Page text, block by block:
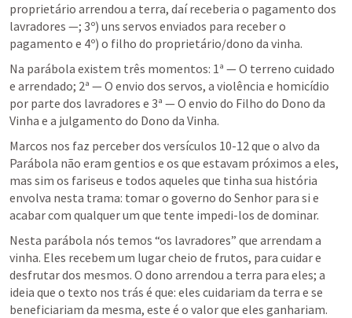
proprietário arrendou a terra, daí receberia o pagamento dos
lavradores —; 3º) uns servos enviados para receber o
pagamento e 4º) o filho do proprietário/dono da vinha.
Na parábola existem três momentos: 1ª — O terreno cuidado
e arrendado; 2ª — O envio dos servos, a violência e homicídio
por parte dos lavradores e 3ª — O envio do Filho do Dono da
Vinha e a julgamento do Dono da Vinha.
Marcos nos faz perceber dos versículos 10-12 que o alvo da
Parábola não eram gentios e os que estavam próximos a eles,
mas sim os fariseus e todos aqueles que tinha sua história
envolva nesta trama: tomar o governo do Senhor para si e
acabar com qualquer um que tente impedi-los de dominar.
Nesta parábola nós temos “os lavradores” que arrendam a
vinha. Eles recebem um lugar cheio de frutos, para cuidar e
desfrutar dos mesmos. O dono arrendou a terra para eles; a
ideia que o texto nos trás é que: eles cuidariam da terra e se
beneficiariam da mesma, este é o valor que eles ganhariam.